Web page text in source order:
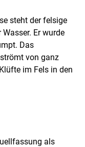
steht der felsige
Wasser. Er wurde
Das
von ganz
im Fels in den
als